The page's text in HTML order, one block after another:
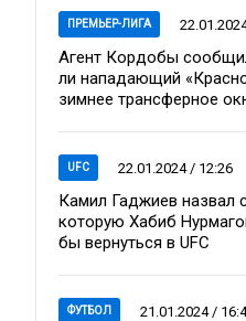
ПРЕМЬЕР-ЛИГА
Агент Кордобы
ли нападающий
зимнее трансферное
UFC 22.01.2024 / 12:26
Камил Гаджиев назвал
которую Хабиб
бы вернуться в UFC
ФУТБОЛ 21.01.2024 /